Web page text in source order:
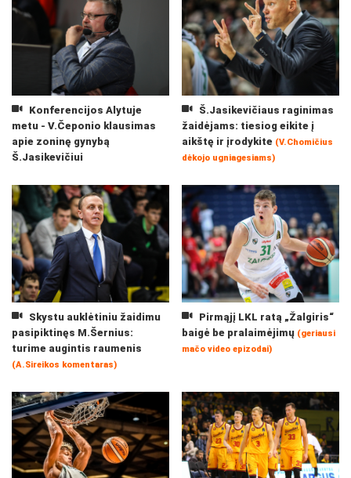
Konferencijos Alytuje
metu - V.Čeponio klausimas
apie zoninę gynybą
Š.Jasikevičiui
Š.Jasikevičiaus raginimas
žaidėjams: tiesiog eikite į
aikštę ir įrodykite (V.Chomičius
dėkojo ugniagesiams)
Skystu auklėtiniu žaidimu
pasipiktinęs M.Šernius:
turime augintis raumenis
(A.Sireikos komentaras)
Pirmąjį LKL ratą „Žalgiris“
baigė be pralaimėjimų (geriausi
mačo video epizodai)